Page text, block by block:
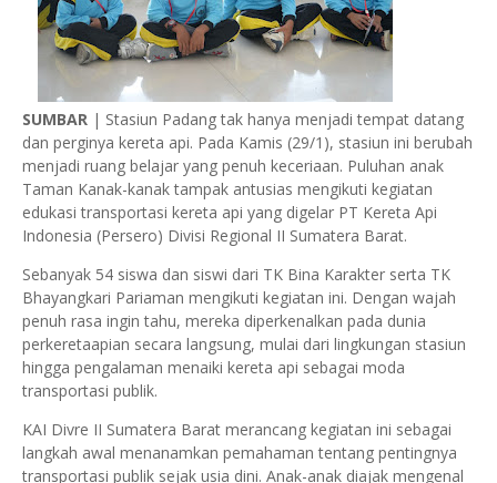
SUMBAR | Stasiun Padang tak hanya menjadi tempat datang
dan perginya kereta api. Pada Kamis (29/1), stasiun ini berubah
menjadi ruang belajar yang penuh keceriaan. Puluhan anak
Taman Kanak-kanak tampak antusias mengikuti kegiatan
edukasi transportasi kereta api yang digelar PT Kereta Api
Indonesia (Persero) Divisi Regional II Sumatera Barat.
Sebanyak 54 siswa dan siswi dari TK Bina Karakter serta TK
Bhayangkari Pariaman mengikuti kegiatan ini. Dengan wajah
penuh rasa ingin tahu, mereka diperkenalkan pada dunia
perkeretaapian secara langsung, mulai dari lingkungan stasiun
hingga pengalaman menaiki kereta api sebagai moda
transportasi publik.
KAI Divre II Sumatera Barat merancang kegiatan ini sebagai
langkah awal menanamkan pemahaman tentang pentingnya
transportasi publik sejak usia dini. Anak-anak diajak mengenal